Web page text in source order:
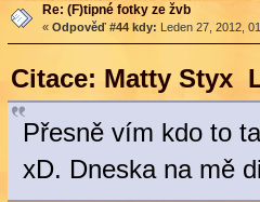
Re: (F)tipné fotky ze žvb
« Odpověď #44 kdy: Leden 27, 2012,
Citace: Matty Styx
Přesně vím kdo to
xD. Dneska na mě